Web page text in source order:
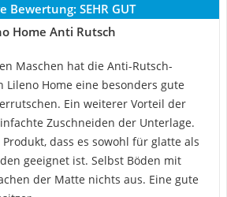
Bewertung: SEHR GUT
Home Anti Rutsch
Maschen hat die Anti-Rutsch-
Lileno Home eine besonders gute
Ein weiterer Vorteil der
Zuschneiden der Unterlage.
dass es sowohl für glatte als
geeignet ist. Selbst Böden mit
der Matte nichts aus. Eine gute